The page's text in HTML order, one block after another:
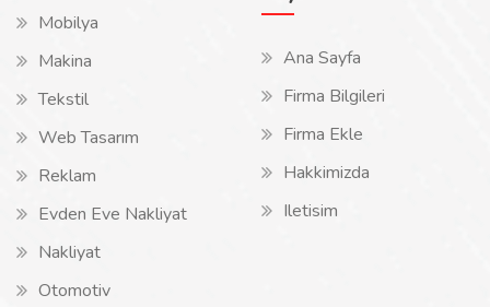
Mobilya
Makina
Tekstil
Web Tasarım
Reklam
Evden Eve Nakliyat
Nakliyat
Otomotiv
Ana Sayfa
Firma Bilgileri
Firma Ekle
Hakkimizda
Iletisim